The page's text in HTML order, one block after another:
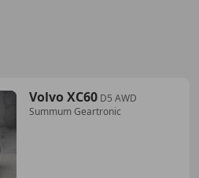
Volvo XC60 D5 AWD
Summum Geartronic